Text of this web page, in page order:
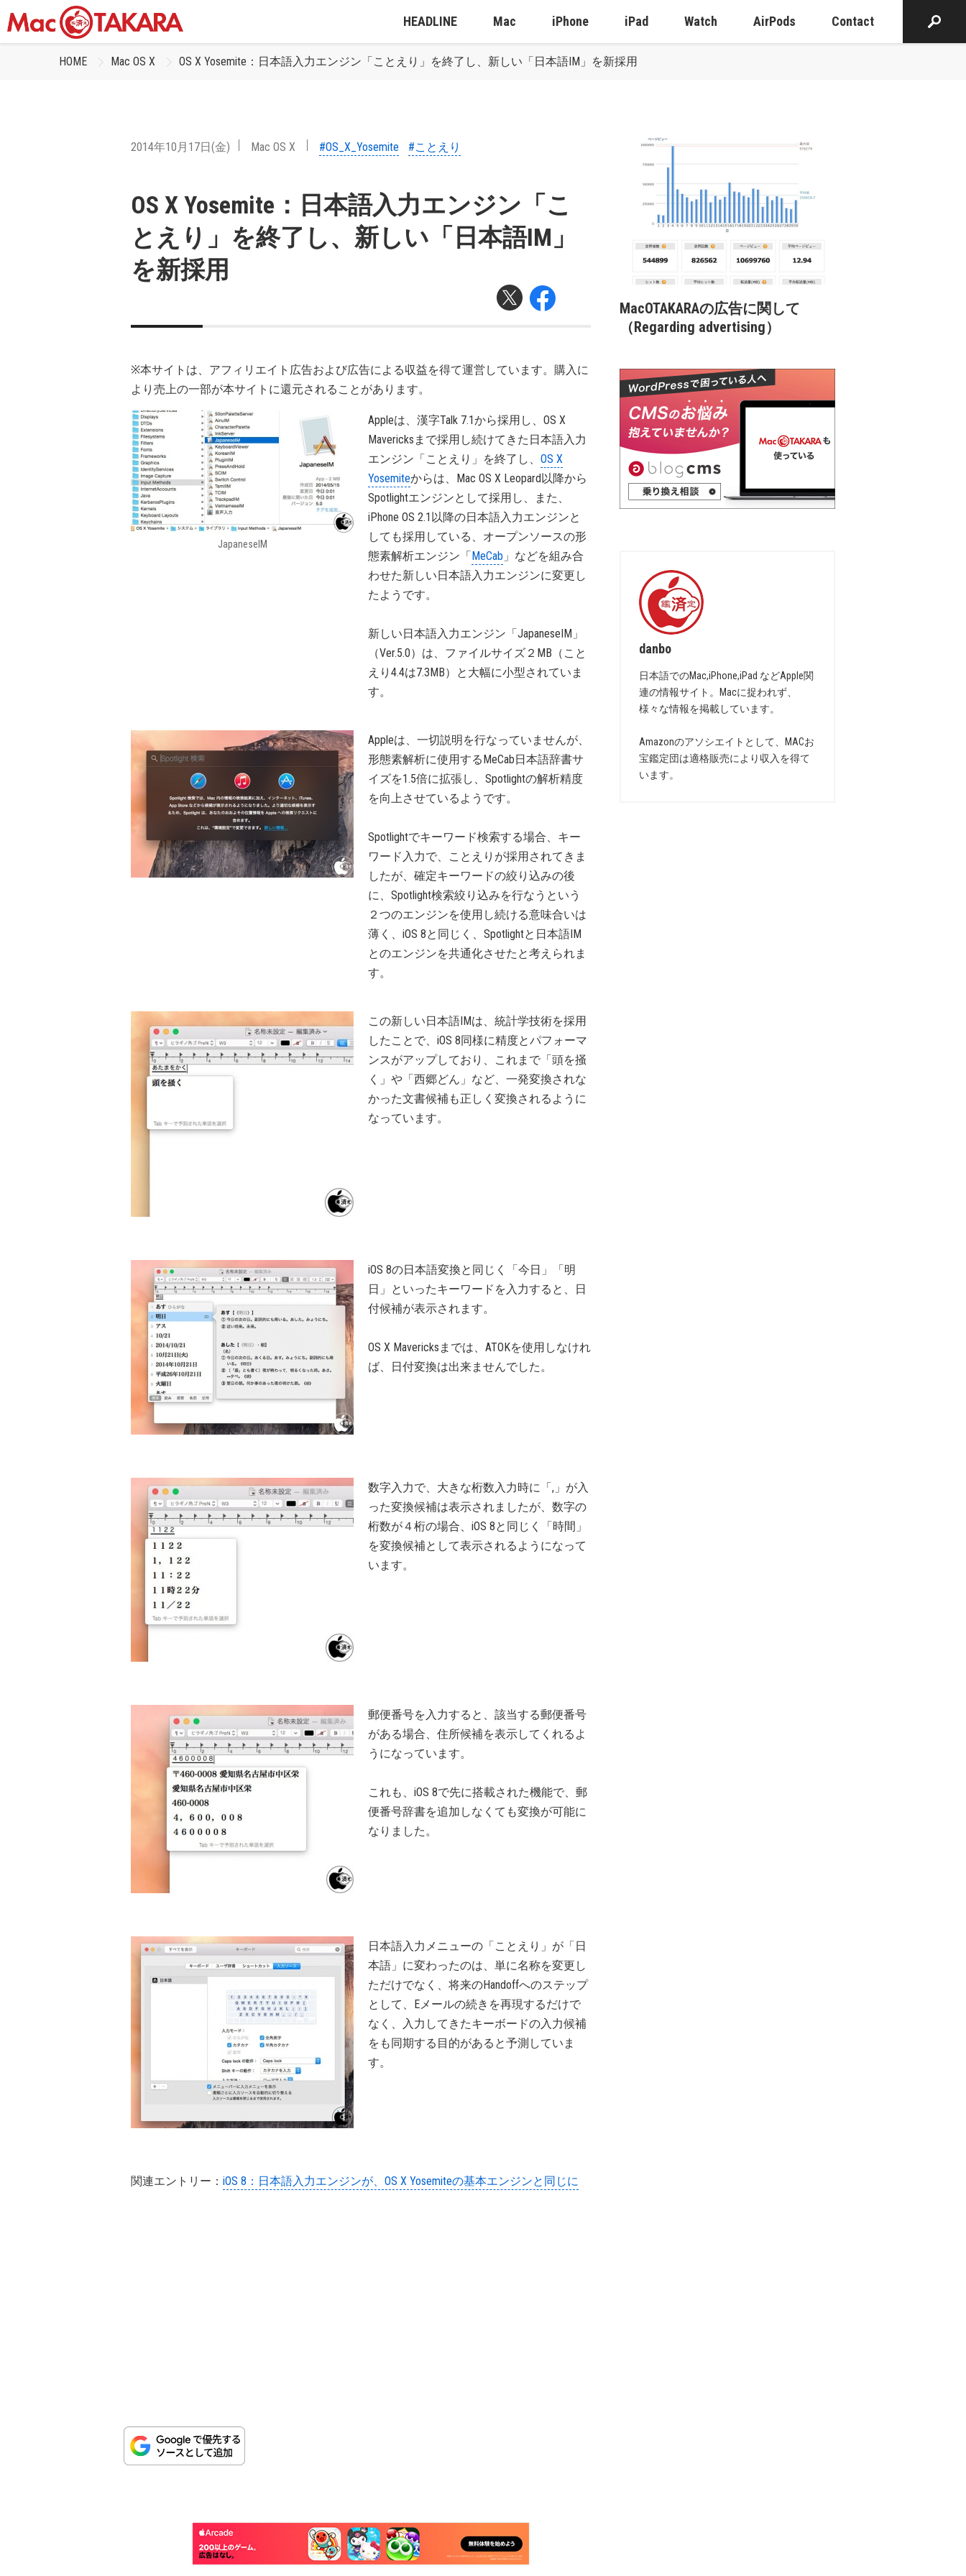
HEADLINE Mac iPhone iPad Watch AirPods Contact
HOME Mac OS X OS X Yosemite：日本語入力エンジン「ことえり」を終了し、新しい「日本語IM」を新採用
2014年10月17日(金) Mac OS X #OS_X_Yosemite #ことえり
OS X Yosemite：日本語入力エンジン「こ
とえり」を終了し、新しい「日本語IM」
を新採用
※本サイトは、アフィリエイト広告および広告による収益を得て運営しています。購入に
より売上の一部が本サイトに還元されることがあります。
JapaneseIM
Appleは、漢字Talk 7.1から採用し、OS X
Mavericksまで採用し続けてきた日本語入力
エンジン「ことえり」を終了し、 OS X
Yosemiteからは、Mac OS X Leopard以降から
Spotlightエンジンとして採用し、また、
iPhone OS 2.1以降の日本語入力エンジンと
しても採用している、オープンソースの形
態素解析エンジン「MeCab 」などを組み合
わせた新しい日本語入力エンジンに変更し
たようです。
新しい日本語入力エンジン「JapaneseIM」
（Ver.5.0）は、ファイルサイズ２MB（こと
えり4.4は7.3MB）と大幅に小型されていま
す。
Appleは、一切説明を行なっていませんが、
形態素解析に使用するMeCab日本語辞書サ
イズを1.5倍に拡張し、Spotlightの解析精度
を向上させているようです。
Spotlightでキーワード検索する場合、キー
ワード入力で、ことえりが採用されてきま
したが、確定キーワードの絞り込みの後
に、Spotlight検索絞り込みを行なうという
２つのエンジンを使用し続ける意味合いは
薄く、iOS 8と同じく、Spotlightと日本語IM
とのエンジンを共通化させたと考えられま
す。
この新しい日本語IMは、統計学技術を採用
したことで、iOS 8同様に精度とパフォーマ
ンスがアップしており、これまで「頭を掻
く」や「西郷どん」など、一発変換されな
かった文書候補も正しく変換されるように
なっています。
iOS 8の日本語変換と同じく「今日」「明
日」といったキーワードを入力すると、日
付候補が表示されます。
OS X Mavericksまでは、ATOKを使用しなけれ
ば、日付変換は出来ませんでした。
数字入力で、大きな桁数入力時に「,」が入
った変換候補は表示されましたが、数字の
桁数が４桁の場合、iOS 8と同じく「時間」
を変換候補として表示されるようになって
います。
郵便番号を入力すると、該当する郵便番号
がある場合、住所候補を表示してくれるよ
うになっています。
これも、iOS 8で先に搭載された機能で、郵
便番号辞書を追加しなくても変換が可能に
なりました。
日本語入力メニューの「ことえり」が「日
本語」に変わったのは、単に名称を変更し
ただけでなく、将来のHandoffへのステップ
として、Eメールの続きを再現するだけで
なく、入力してきたキーボードの入力候補
をも同期する目的があると予測していま
す。
関連エントリー： iOS 8：日本語入力エンジンが、OS X Yosemiteの基本エンジンと同じに
MacOTAKARAの広告に関して
（Regarding advertising）
danbo
日本語でのMac,iPhone,iPad などApple関
連の情報サイト。Macに捉われず、
様々な情報を掲載しています。
Amazonのアソシエイトとして、MACお
宝鑑定団は適格販売により収入を得て
います。